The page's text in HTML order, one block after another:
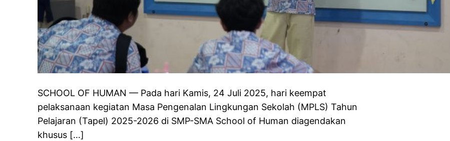
SCHOOL OF HUMAN — Pada hari Kamis, 24 Juli 2025, hari keempat
pelaksanaan kegiatan Masa Pengenalan Lingkungan Sekolah (MPLS) Tahun
Pelajaran (Tapel) 2025-2026 di SMP-SMA School of Human diagendakan
khusus […]